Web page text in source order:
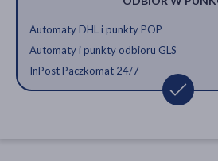
Automaty DHL i punkty POP
Automaty i punkty odbioru GLS
InPost Paczkomat 24/7